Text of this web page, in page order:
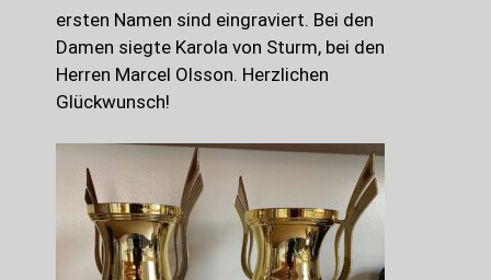
ersten Namen sind eingraviert. Bei den
Damen siegte Karola von Sturm, bei den
Herren Marcel Olsson. Herzlichen
Glückwunsch!